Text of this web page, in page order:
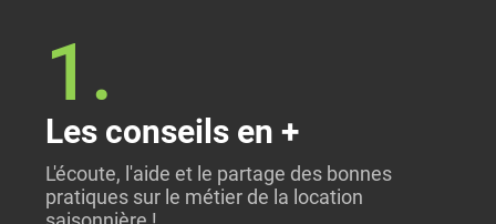
1.
Les conseils en +
L'écoute, l'aide et le partage des bonnes
pratiques sur le métier de la location